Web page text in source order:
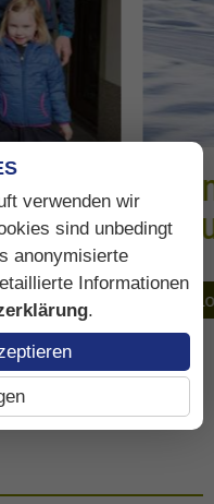
Loipeninformation ...
verwenden wir
sind unbedingt
anonymisierte
Informationen
.